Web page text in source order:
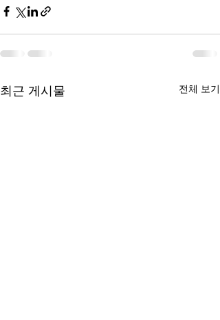
최근 게시물 전체 보기